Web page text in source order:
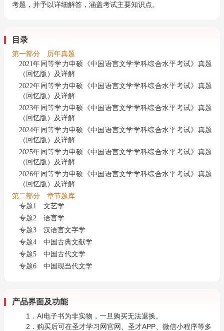
考题，并予以详细解答，涵盖考试主要知识点。
目录
第一部分 历年真题
2021年同等学力申硕《中国语言文学学科综合水平考试》真题
（回忆版）及详解
2022年同等学力申硕《中国语言文学学科综合水平考试》真题
（回忆版）及详解
2023年同等学力申硕《中国语言文学学科综合水平考试》真题
（回忆版）及详解
2024年同等学力申硕《中国语言文学学科综合水平考试》真题
（回忆版）及详解
2025年同等学力申硕《中国语言文学学科综合水平考试》真题
（回忆版）及详解
2026年同等学力申硕《中国语言文学学科综合水平考试》真题
（回忆版）及详解
第二部分 章节题库
专题1 文艺学
专题2 语言学
专题3 汉语言文字学
专题4 中国古典文献学
专题5 中国古代文学
专题6 中国现当代文学
产品界面及功能
1．AI电子书为非实物，一旦购买无法退换。
2．购买后可在圣才学习网官网、圣才APP、微信小程序等多